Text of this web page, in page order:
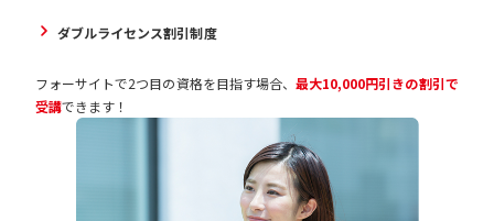
ダブルライセンス割引制度
フォーサイトで2つ目の資格を目指す場合、 最大10,000円引きの割引で
受講できます！